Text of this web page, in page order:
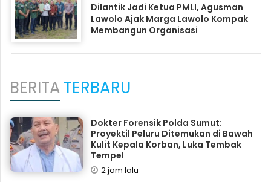
Dilantik Jadi Ketua PMLI, Agusman
Lawolo Ajak Marga Lawolo Kompak
Membangun Organisasi
BERITATERBARU
Dokter Forensik Polda Sumut:
Proyektil Peluru Ditemukan di Bawah
Kulit Kepala Korban, Luka Tembak
Tempel
2 jam lalu